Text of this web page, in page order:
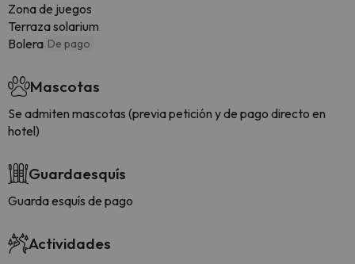
Zona de juegos
Terraza solarium
Bolera De pago
Mascotas
Se admiten mascotas (previa petición y de pago directo en
hotel)
Guardaesquís
Guarda esquís de pago
Actividades